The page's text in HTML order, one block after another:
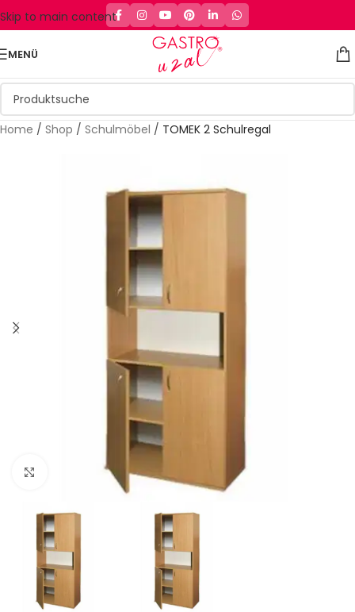
Skip to main content
MENÜ
Home / Shop / Schulmöbel / TOMEK 2 Schulregal
Klick zum Vergrößern